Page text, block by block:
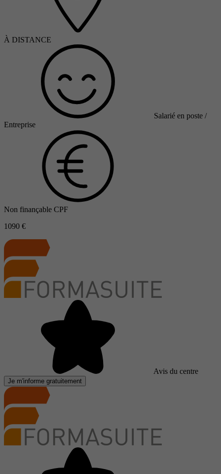
À DISTANCE
Salarié en poste /
Entreprise
Non finançable CPF
1090 €
Avis du centre
Je m'informe gratuitement